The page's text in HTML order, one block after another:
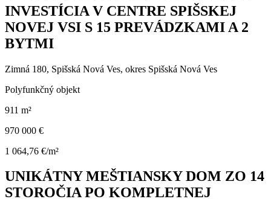
INVESTÍCIA V CENTRE SPIŠSKEJ
NOVEJ VSI S 15 PREVÁDZKAMI A 2
BYTMI
Zimná 180, Spišská Nová Ves, okres Spišská Nová Ves
Polyfunkčný objekt
911 m²
970 000 €
1 064,76 €/m²
UNIKÁTNY MEŠTIANSKY DOM ZO 14
STOROČIA PO KOMPLETNEJ